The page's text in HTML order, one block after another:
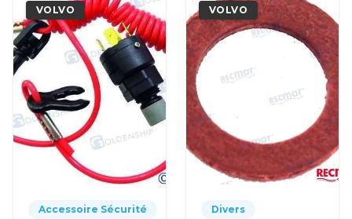
VOLVO
Accessoire Sécurité
VOLVO
Divers